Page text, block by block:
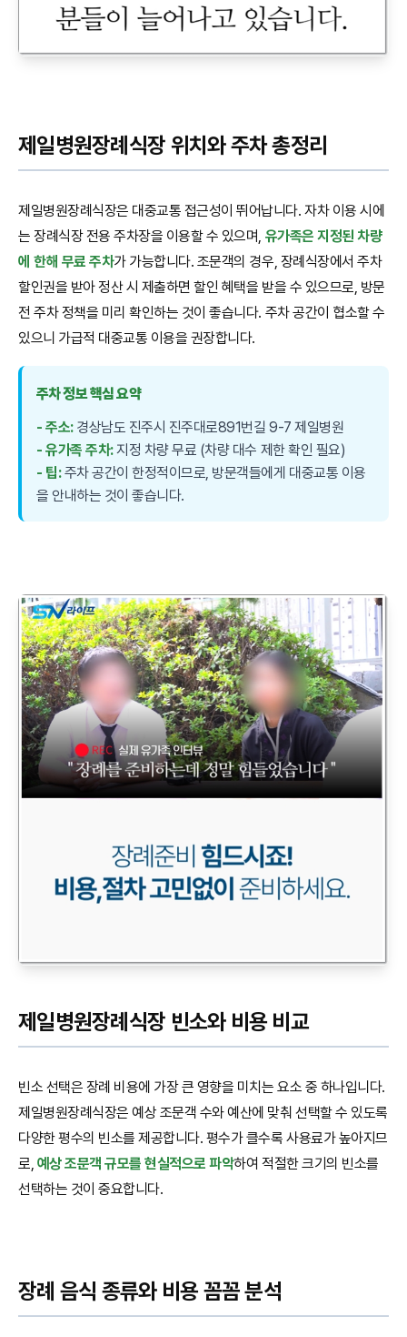
제일병원장례식장 위치와 주차 총정리
제일병원장례식장은 대중교통 접근성이 뛰어납니다. 자차 이용 시에
는 장례식장 전용 주차장을 이용할 수 있으며, 유가족은 지정된 차량
에 한해 무료 주차가 가능합니다. 조문객의 경우, 장례식장에서 주차
할인권을 받아 정산 시 제출하면 할인 혜택을 받을 수 있으므로, 방문
전 주차 정책을 미리 확인하는 것이 좋습니다. 주차 공간이 협소할 수
있으니 가급적 대중교통 이용을 권장합니다.
주차 정보 핵심 요약
- 주소:경상남도 진주시 진주대로891번길 9-7 제일병원
- 유가족 주차:지정 차량 무료 (차량 대수 제한 확인 필요)
- 팁:주차 공간이 한정적이므로, 방문객들에게 대중교통 이용
을 안내하는 것이 좋습니다.
제일병원장례식장 빈소와 비용 비교
빈소 선택은 장례 비용에 가장 큰 영향을 미치는 요소 중 하나입니다.
제일병원장례식장은 예상 조문객 수와 예산에 맞춰 선택할 수 있도록
다양한 평수의 빈소를 제공합니다. 평수가 클수록 사용료가 높아지므
로, 예상 조문객 규모를 현실적으로 파악하여 적절한 크기의 빈소를
선택하는 것이 중요합니다.
장례 음식 종류와 비용 꼼꼼 분석